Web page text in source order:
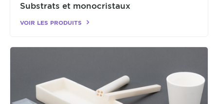
Substrats et monocristaux
VOIR LES PRODUITS